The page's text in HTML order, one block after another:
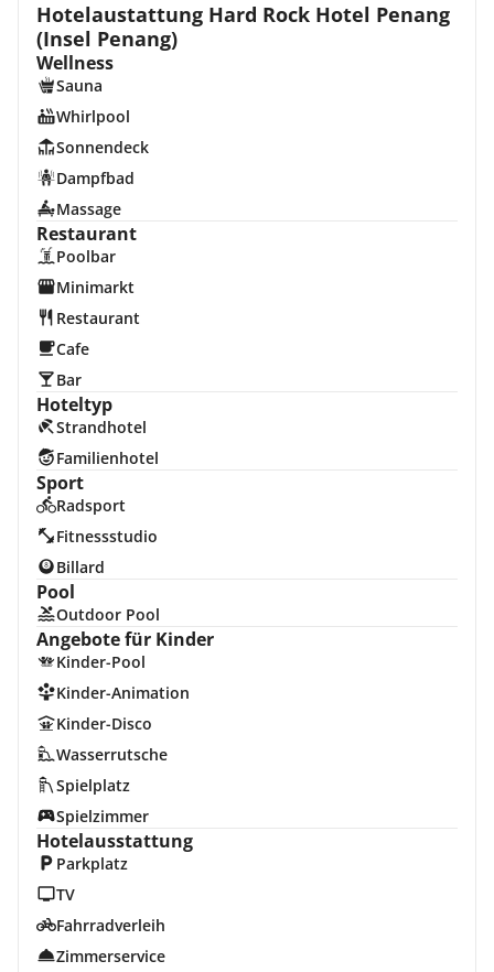
Hotelaustattung Hard Rock Hotel Penang
(Insel Penang)
Wellness
Sauna
Whirlpool
Sonnendeck
Dampfbad
Massage
Restaurant
Poolbar
Minimarkt
Restaurant
Cafe
Bar
Hoteltyp
Strandhotel
Familienhotel
Sport
Radsport
Fitnessstudio
Billard
Pool
Outdoor Pool
Angebote für Kinder
Kinder-Pool
Kinder-Animation
Kinder-Disco
Wasserrutsche
Spielplatz
Spielzimmer
Hotelausstattung
Parkplatz
TV
Fahrradverleih
Zimmerservice